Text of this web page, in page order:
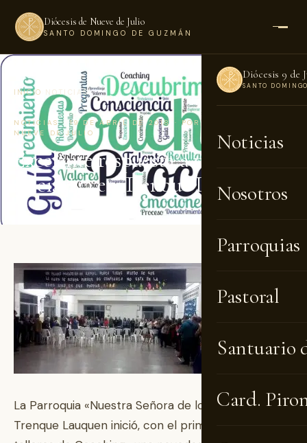
Diócesis de Nueve de Julio
SANTO DOMINGO DE GUZMÁN
Diócesis 9 de
SANTO
Noticias
Nosotros
Parroquias
Pastoral
Santuario
Card.
INICIO NOTICIAS
NOTICIAS · 19 DE ABRIL DE 2018 · POR DIÓCESIS DE
NUEVE DE JULIO
Excelente respuesta a novedosa
iniciativa en Trenque Lauquen
La Parroquia «Nuestra Señora de los Dolores» de
Trenque Lauquen inició, con el primero de tres